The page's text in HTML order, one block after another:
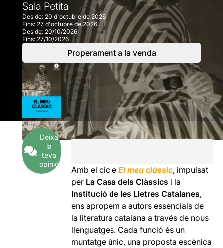
Sala Petita
Des de: 20 d'octubre de 2026
Fins: 27 d'octubre de 2026
Des de: 20/10/2026
Fins: 27/10/2026
Properament a la venda
Deixa
la
teva
opinió
Amb el cicleEl meu clàssic, impulsat
per La Casa dels Clàssics i la
Institució de les Lletres Catalanes,
ens apropem a autors essencials de
la literatura catalana a través de nous
llenguatges. Cada funció és un
muntatge únic, una proposta escènica